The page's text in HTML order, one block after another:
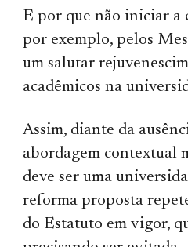
E por que não iniciar a
por exemplo, pelos
um salutar
acadêmicos na
Assim, diante da
abordagem contextual
deve ser uma
reforma proposta
do Estatuto em vigor,